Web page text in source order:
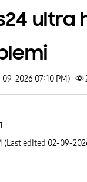
ultra
2026 07:10 PM)
(Last edited ‎02-09-